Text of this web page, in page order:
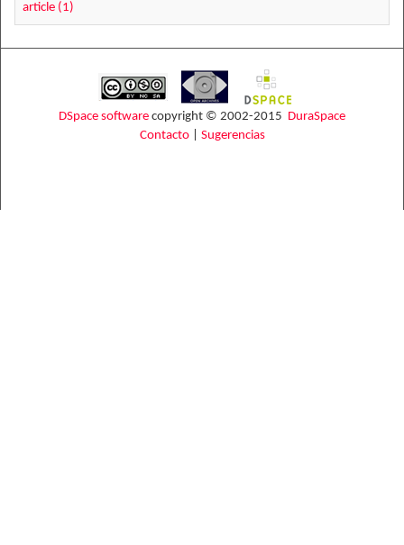
article (1)
DSpace software copyright © 2002-2015 DuraSpace
Contacto| Sugerencias